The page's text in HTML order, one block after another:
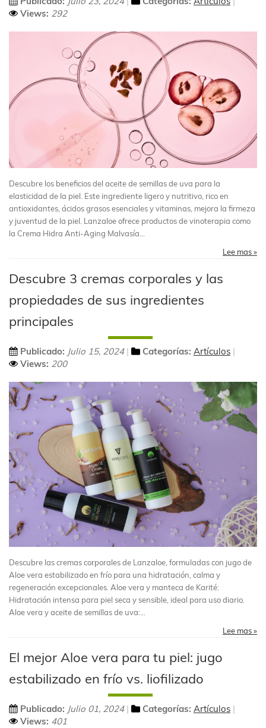
Views: 292
Descubre los beneficios del aceite de semillas de uva para la
elasticidad de la piel. Este ingrediente ligero y nutritivo, rico en
antioxidantes, ácidos grasos esenciales y vitaminas, mejora la firmeza
y juventud de la piel. Lanzaloe ofrece productos de vinoterapia como
la Crema Hidra Anti-Aging Malvasía...
Lee mas »
Descubre 3 cremas corporales y las
propiedades de sus ingredientes
principales
Publicado: Julio 15, 2024 Categorías: Artículos
Views: 200
Descubre las cremas corporales de Lanzaloe, formuladas con jugo de
Aloe vera estabilizado en frío para una hidratación, calma y
regeneración excepcionales. Aloe vera y manteca de Karité:
Hidratación intensa para piel seca y sensible, ideal para uso diario.
Aloe vera y aceite de semillas de uva:...
Lee mas »
El mejor Aloe vera para tu piel: jugo
estabilizado en frío vs. liofilizado
Publicado: Julio 01, 2024 Categorías: Artículos
Views: 401